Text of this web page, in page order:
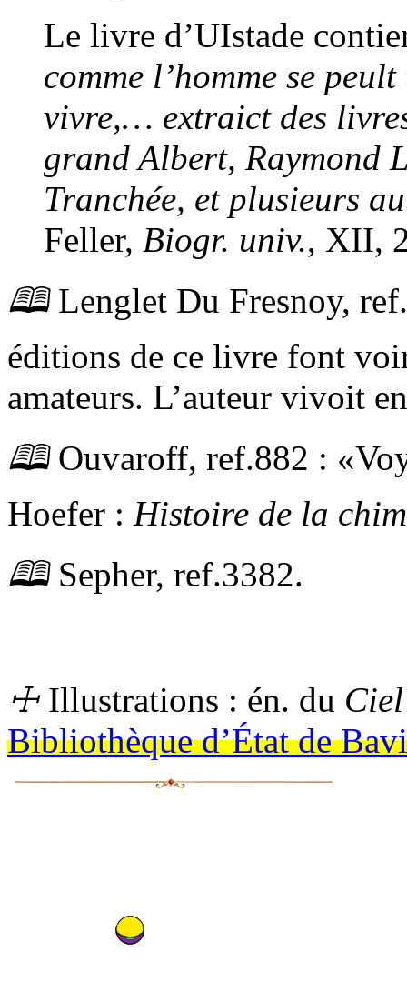
Le livre d’UIstade
comme l’homme se
vivre,… extraict des
grand Albert, Raymond
Tranchée, et plusieurs
Feller, Biogr. univ., XII,
🕮Lenglet Du Fresnoy, ref.
éditions de ce livre font
amateurs. L’auteur vivoit
🕮Ouvaroff, ref.882 :
Hoefer : Histoire de la
🕮Sepher, ref.3382.
☩Illustrations : én. du
Bibliothèque d’État de